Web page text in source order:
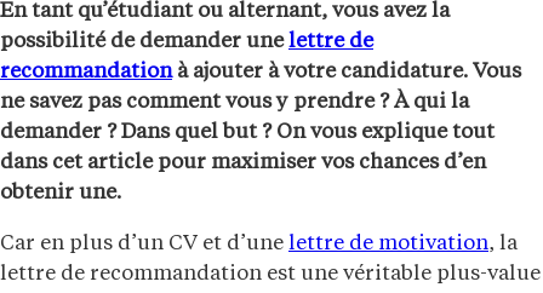
En tant qu’étudiant ou alternant, vous avez la
possibilité de demander unelettre de
recommandationà ajouter à votre candidature. Vous
ne savez pas comment vous y prendre ? À qui la
demander ? Dans quel but ? On vous explique tout
dans cet article pour maximiser vos chances d’en
obtenir une.
Car en plus d’un CV et d’une lettre de motivation, la
lettre de recommandation est une véritable plus-value